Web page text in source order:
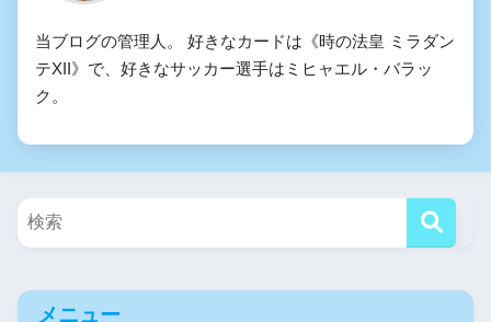
当ブログの管理人。 好きなカードは《時の法皇 ミラダン
テXII》で、好きなサッカー選手はミヒャエル・バラッ
ク。
メニュー